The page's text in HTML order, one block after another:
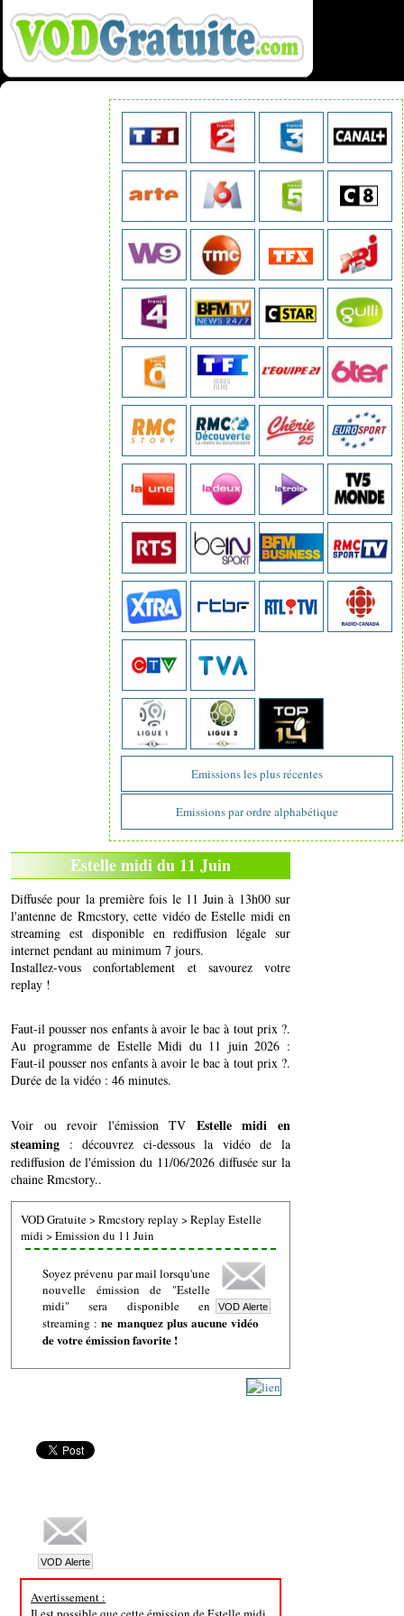
Emissions les plus récentes
Emissions par ordre alphabétique
Estelle midi du 11 Juin
Diffusée pour la première fois le 11 Juin à 13h00 sur
l'antenne de Rmcstory, cette vidéo de Estelle midi en
streaming est disponible en rediffusion légale sur
internet pendant au minimum 7 jours.
Installez-vous confortablement et savourez votre
replay !
Faut-il pousser nos enfants à avoir le bac à tout prix ?.
Au programme de Estelle Midi du 11 juin 2026 :
Faut-il pousser nos enfants à avoir le bac à tout prix ?.
Durée de la vidéo : 46 minutes.
Voir ou revoir l'émission TV Estelle midi en
steaming : découvrez ci-dessous la vidéo de la
rediffusion de l'émission du 11/06/2026 diffusée sur la
chaine Rmcstory..
VOD Gratuite>Rmcstory replay >Replay Estelle
midi >Emission du 11 Juin
Soyez prévenu par mail lorsqu'une
nouvelle émission de "Estelle
midi" sera disponible en
streaming :ne manquez plus aucune vidéo
de votre émission favorite !
Avertissement :